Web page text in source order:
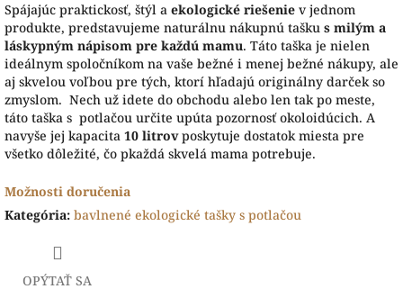
Spájajúc praktickosť, štýl a ekologické riešenie v jednom
produkte, predstavujeme naturálnu nákupnú tašku s milým a
láskypným nápisom pre každú mamu. Táto taška je nielen
ideálnym spoločníkom na vaše bežné i menej bežné nákupy, ale
aj skvelou voľbou pre tých, ktorí hľadajú originálny darček so
zmyslom. Nech už idete do obchodu alebo len tak po meste,
táto taška s potlačou určite upúta pozornosť okoloidúcich. A
navyše jej kapacita 10 litrovposkytuje dostatok miesta pre
všetko dôležité, čo pkaždá skvelá mama potrebuje.
Možnosti doručenia
Kategória: bavlnené ekologické tašky s potlačou
OPÝTAŤ SA